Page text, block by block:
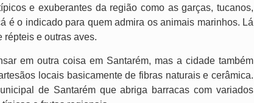
e exuberantes da região como as garças, tucanos,
é o indicado para quem admira os animais marinhos. Lá
répteis e outras aves.
em outra coisa em Santarém, mas a cidade também
locais basicamente de fibras naturais e cerâmica.
de Santarém que abriga barracas com variados